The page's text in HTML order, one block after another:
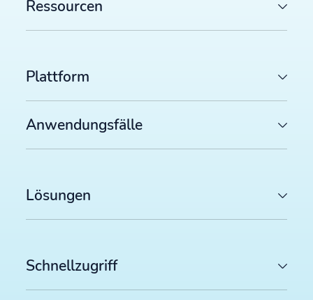
Ressourcen
Plattform
Anwendungsfälle
Lösungen
Schnellzugriff